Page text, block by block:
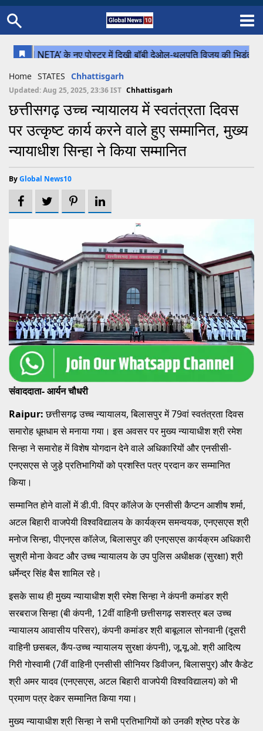
Uttar Pradesh
Chhattisgarh
Bihar
Uttrakhand
Cricket
Football
Home STATES Chhattisgarh
Updated: Aug 25, 2025, 23:36 IST Chhattisgarh
छत्तीसगढ़ उच्च न्यायालय में स्वतंत्रता दिवस
पर उत्कृष्ट कार्य करने वाले हुए सम्मानित, मुख्य
न्यायाधीश सिन्हा ने किया सम्मानित
ByGlobal News10
संवाददाता- आर्यन चौधरी
Raipur:छत्तीसगढ़ उच्च न्यायालय, बिलासपुर में 79वां स्वतंत्रता दिवस
समारोह धूमधाम से मनाया गया। इस अवसर पर मुख्य न्यायाधीश श्री रमेश
सिन्हा ने समारोह में विशेष योगदान देने वाले अधिकारियों और एनसीसी-
एनएसएस से जुड़े प्रतिभागियों को प्रशस्ति पत्र प्रदान कर सम्मानित
किया।
सम्मानित होने वालों में डी.पी. विप्र कॉलेज के एनसीसी कैप्टन आशीष शर्मा,
अटल बिहारी वाजपेयी विश्वविद्यालय के कार्यक्रम समन्वयक, एनएसएस श्री
मनोज सिन्हा, पीएनएस कॉलेज, बिलासपुर की एनएसएस कार्यक्रम अधिकारी
सुश्री मोना केवट और उच्च न्यायालय के उप पुलिस अधीक्षक (सुरक्षा) श्री
धर्मेन्द्र सिंह बैस शामिल रहे।
इसके साथ ही मुख्य न्यायाधीश श्री रमेश सिन्हा ने कंपनी कमांडर श्री
सरबराज सिन्हा (बी कंपनी, 12वीं वाहिनी छत्तीसगढ़ सशस्त्र बल उच्च
न्यायालय आवासीय परिसर), कंपनी कमांडर श्री बाबूलाल सोनवानी (दूसरी
वाहिनी छसबल, कैंप-उच्च न्यायालय सुरक्षा कंपनी), जू.यू.ओ. श्री आदित्य
गिरी गोस्वामी (7वीं वाहिनी एनसीसी सीनियर डिवीजन, बिलासपुर) और कैडेट
श्री अमर यादव (एनएसएस, अटल बिहारी वाजपेयी विश्वविद्यालय) को भी
प्रमाण पत्र देकर सम्मानित किया गया।
मुख्य न्यायाधीश श्री सिन्हा ने सभी प्रतिभागियों को उनकी श्रेष्ठ परेड के